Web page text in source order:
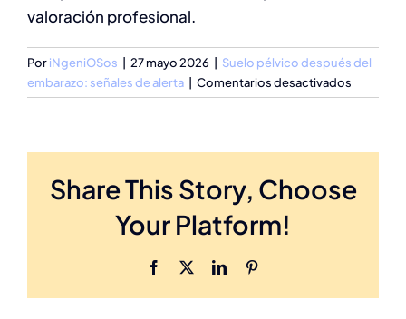
valoración profesional.
PoriNgeniOSos 27 mayo 2026
Suelo pélvico después del
embarazo: señales de alerta
Comentarios desactivados
¿Cuándo
de
parto?
Share This Story, Choose
Your Platform!
Facebook LinkedIn